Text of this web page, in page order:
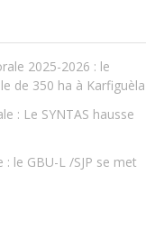
2025-2026 : le
de 350 ha à Karfiguèla
: Le SYNTAS hausse
le GBU-L /SJP se met